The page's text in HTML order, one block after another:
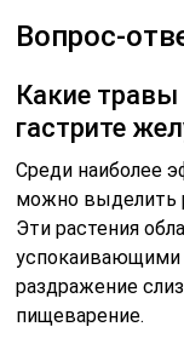
Вопрос-
Какие
гастрите
Среди наиболее
можно выделить
Эти растения
успокаивающими
раздражение
пищеварение.